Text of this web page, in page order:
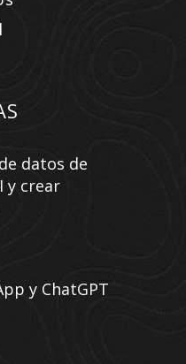
datos de
y crear
y ChatGPT